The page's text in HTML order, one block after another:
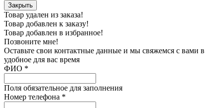
Закрыть
Товар удален из заказа!
Товар добавлен к заказу!
Товар добавлен в избранное!
Позвоните мне!
Оставьте свои контактные данные и мы свяжемся с вами в
удобное для вас время
ФИО *
Поля обязательное для заполнения
Номер телефона *